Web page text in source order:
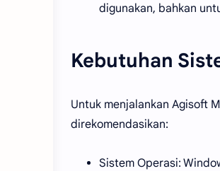
digunakan, bahkan
Kebutuhan
Untuk menjalankan Agisoft
direkomendasikan:
Sistem Operasi: